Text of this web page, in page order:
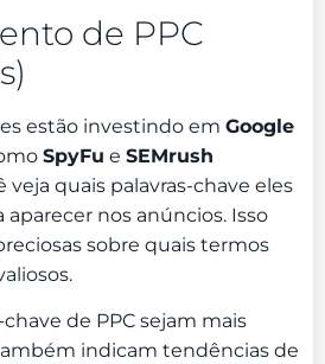
de PPC
estão investindo em Google
SpyFu e SEMrush
quais palavras-chave eles
nos anúncios. Isso
sobre quais termos
de PPC sejam mais
indicam tendências de